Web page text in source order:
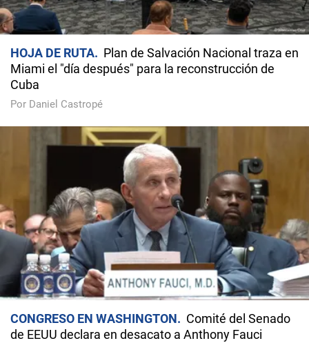
HOJA DE RUTA
Plan de Salvación Nacional traza en
Miami el "día después" para la reconstrucción de
Cuba
Por Daniel Castropé
CONGRESO EN WASHINGTON
Comité del Senado
de EEUU declara en desacato a Anthony Fauci